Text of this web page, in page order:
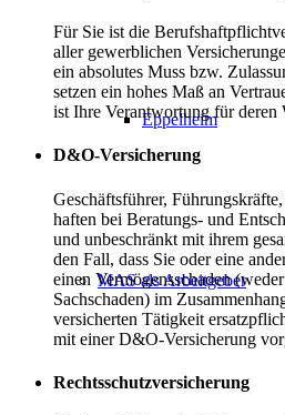
Eppelheim
MAS als Arbeitgeber
Für Sie ist die
aller gewerblichen
ein absolutes Muss bzw.
setzen ein hohes Maß an
ist Ihre Verantwortung für deren
D&O-Versicherung
Geschäftsführer,
haften bei Beratungs- und
und unbeschränkt mit ihrem
den Fall, dass Sie oder eine
einen Vermögensschaden
Sachschaden) im
versicherten Tätigkeit
mit einer D&O-Versicherung
Rechtsschutzversicherung